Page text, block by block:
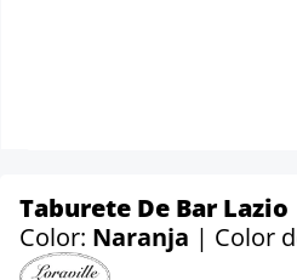
Taburete De Bar Lazio
Color: Naranja | Color